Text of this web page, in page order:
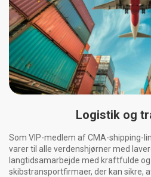
Logistik og
Som VIP-medlem af CMA-shipping-
varer til alle verdenshjørner med
langtidsamarbejde med kraftfulde
skibstransportfirmaer, der kan sikre,